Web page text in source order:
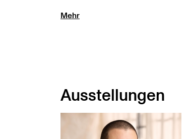
Mehr
Ausstellungen